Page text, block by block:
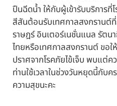
ปืนฉีดน้ำ ให้กับผู้เข้ารับบริการ
สีสันต้อนรับเทศกาลสงกรานต์
ราษฎร์ อินเตอร์เนชั่นแนล รัตน
ไทยหรือเทศกาลสงกรานต์ ขอ
ปราศจากโรคภัยไข้เจ็บ พบแต่ค
ท่านใช้เวลาในช่วงวันหยุดนี้กับ
ความสุขนะคะ